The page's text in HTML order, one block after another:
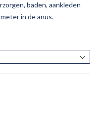
baden, aankleden
in de anus.